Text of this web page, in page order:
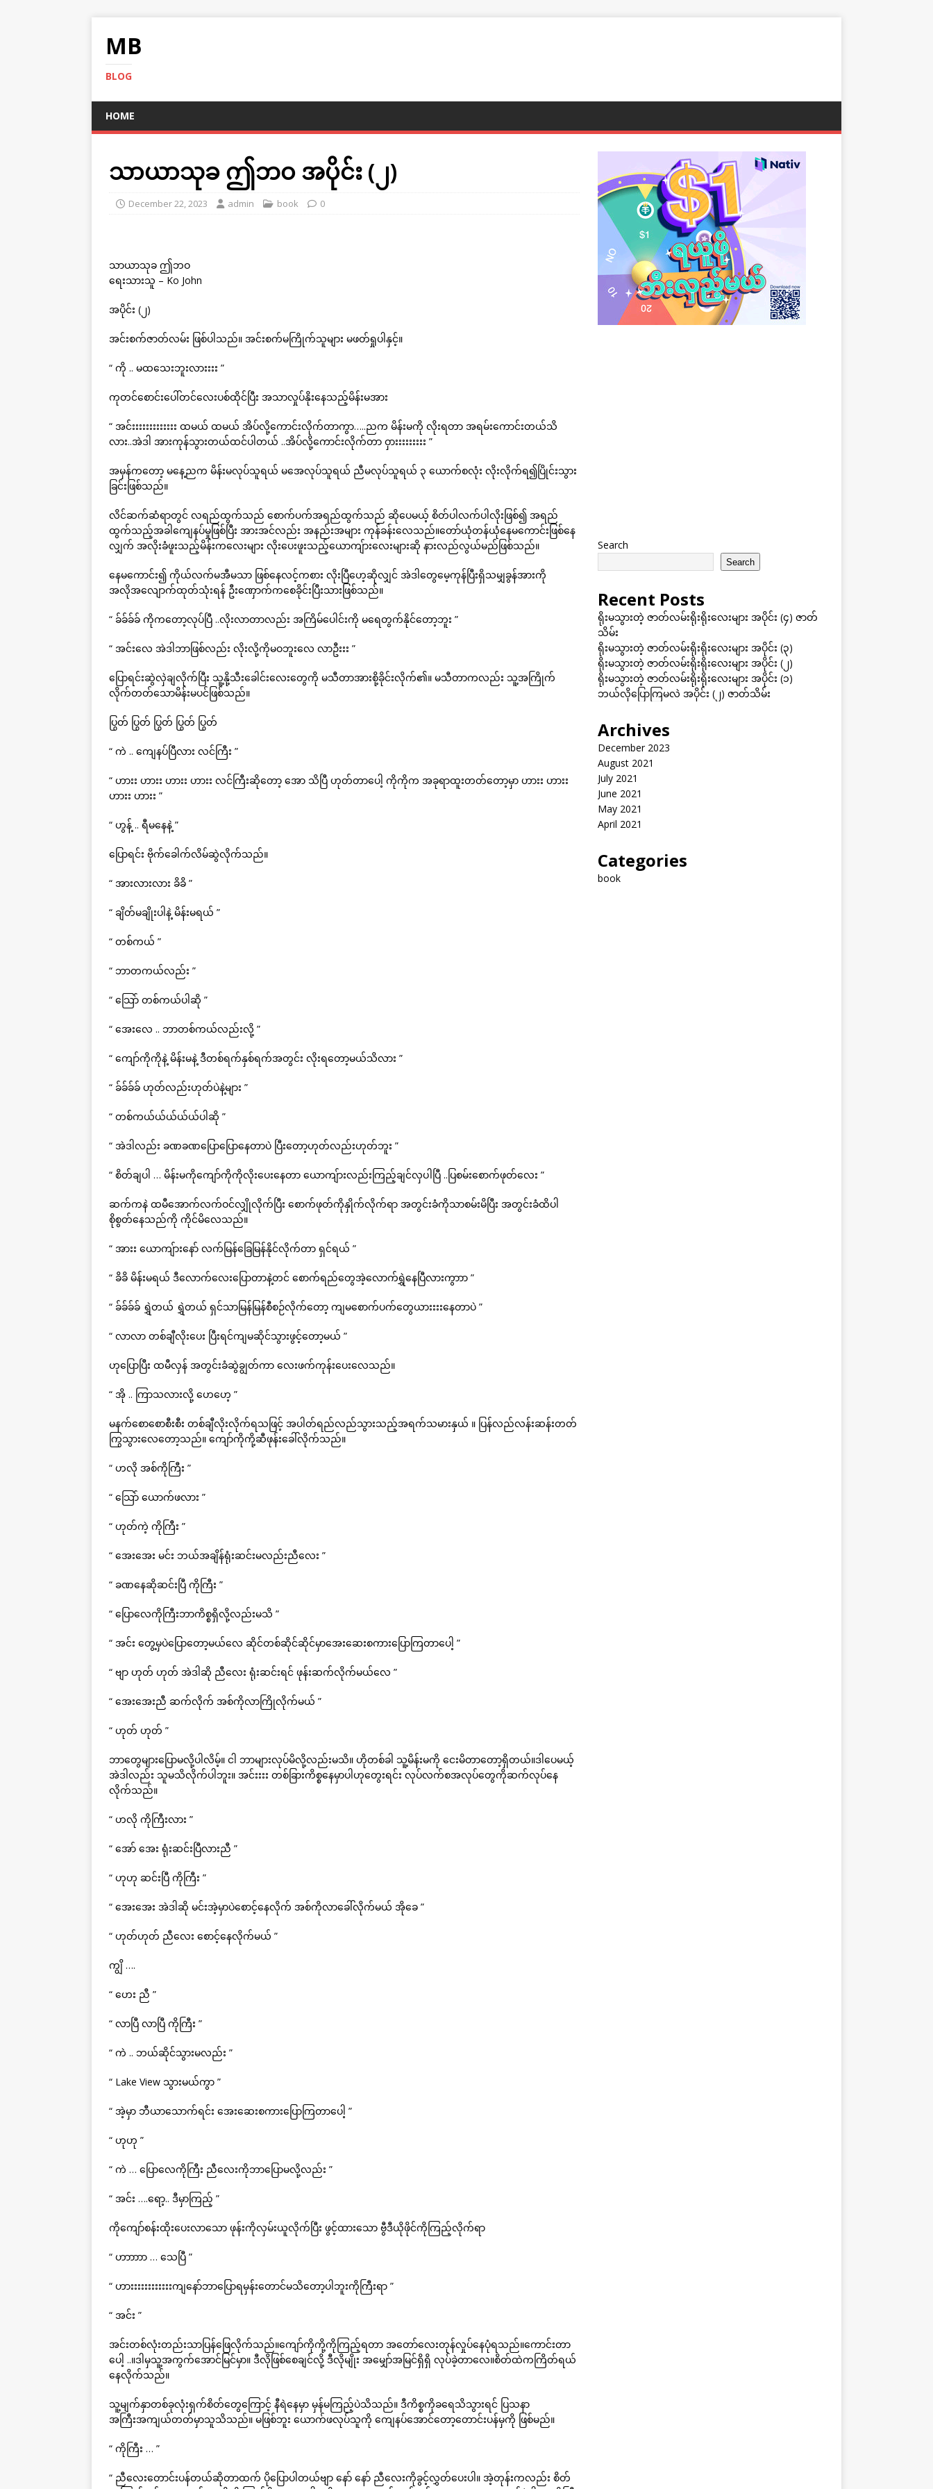
MB
BLOG
HOME
သာယာသုခ ဤဘဝ အပိုင်း (၂)
December 22, 2023 admin book 0
သာယာသုခ ဤဘဝ
ရေးသားသူ – Ko John
အပိုင်း (၂)
အင်းစက်ဇာတ်လမ်း ဖြစ်ပါသည်။ အင်းစက်မကြိုက်သူများ မဖတ်ရှုပါနှင့်။
“ ကို .. မထသေးဘူးလားးးး ”
ကုတင်စောင်းပေါ်တင်လေးပစ်ထိုင်ပြီး အသာလှုပ်နိုးနေသည့်မိန်းမအား
“ အင်းးးးးးးးးးးးး ထမယ် ထမယ် အိပ်လို့ကောင်းလိုက်တာကွာ…..ညက မိန်းမကို လိုးရတာ အရမ်းကောင်းတယ်သိ
လား..အဲဒါ အားကုန်သွားတယ်ထင်ပါတယ် ..အိပ်လို့ကောင်းလိုက်တာ ဝှားးးးးးးးး ”
အမှန်ကတော့ မနေ့ညက မိန်းမလုပ်သူရယ် မအေလုပ်သူရယ် ညီမလုပ်သူရယ် ၃ ယောက်စလုံး လိုးလိုက်ရ၍ပြိုင်းသွား
ခြင်းဖြစ်သည်။
လိင်ဆက်ဆံရာတွင် လရည်ထွက်သည် စောက်ပက်အရည်ထွက်သည် ဆိုပေမယ့် စိတ်ပါလက်ပါလိုးဖြစ်၍ အရည်
ထွက်သည့်အခါကျေနပ်မှုဖြစ်ပြီး အားအင်လည်း အနည်းအများ ကုန်ခန်းလေသည်။တော်ယုံတန်ယုံနေမကောင်းဖြစ်နေ
လျှက် အလိုးခံဖူးသည့်မိန်းကလေးများ လိုးပေးဖူးသည့်ယောကျ်ားလေးများဆို နားလည်လွယ်မည်ဖြစ်သည်။
နေမကောင်း၍ ကိုယ်လက်မအီမသာ ဖြစ်နေလင့်ကစား လိုးပြီဟေ့ဆိုလျှင် အဲဒါတွေမေ့ကုန်ပြီးရှိသမျှခွန်အားကို
အလိုအလျောက်ထုတ်သုံးရန် ဦးဏှောက်ကစေခိုင်းပြီးသားဖြစ်သည်။
“ ခ်ခ်ခ်ခ် ကိုကတော့လုပ်ပြီ ..လိုးလာတာလည်း အကြိမ်ပေါင်းကို မရေတွက်နိုင်တော့ဘူး ”
“ အင်းလေ အဲဒါဘာဖြစ်လည်း လိုးလို့ကိုမဝဘူးလေ လာဦးးး ”
ပြောရင်းဆွဲလှဲချလိုက်ပြီး သူ့နို့သီးခေါင်းလေးတွေကို မသီတာအားစို့ခိုင်းလိုက်၏။ မသီတာကလည်း သူ့အကြိုက်
လိုက်တတ်သောမိန်းမပင်ဖြစ်သည်။
ပြွတ် ပြွတ် ပြွတ် ပြွတ် ပြွတ်
“ ကဲ .. ကျေနပ်ပြီလား လင်ကြီး ”
“ ဟားး ဟားး ဟားး ဟားး လင်ကြီးဆိုတော့ အော သိပြီ ဟုတ်တာပေါ့ ကိုကိုက အခုရာထူးတတ်တော့မှာ ဟားး ဟားး
ဟားး ဟားး ”
“ ဟွန့် .. ရီမနေနဲ့ ”
ပြောရင်း ဗိုက်ခေါက်လိမ်ဆွဲလိုက်သည်။
“ အားလားလား ခိခိ ”
“ ချိတ်မချိုးပါနဲ့ မိန်းမရယ် ”
“ တစ်ကယ် ”
“ ဘာတကယ်လည်း ”
“ သြော် တစ်ကယ်ပါဆို ”
“ အေးလေ .. ဘာတစ်ကယ်လည်းလို့ ”
“ ကျော်ကိုကိုနဲ့ မိန်းမနဲ့ ဒီတစ်ရက်နှစ်ရက်အတွင်း လိုးရတော့မယ်သိလား ”
“ ခ်ခ်ခ်ခ် ဟုတ်လည်းဟုတ်ပဲနဲ့များ ”
“ တစ်ကယ်ယ်ယ်ယ်ယ်ပါဆို ”
“ အဲဒါလည်း ခဏခဏပြောပြောနေတာပဲ ပြီးတော့ဟုတ်လည်းဟုတ်ဘူး ”
“ စိတ်ချပါ … မိန်းမကိုကျော်ကိုကိုလိုးပေးနေတာ ယောကျ်ားလည်းကြည့်ချင်လှပါပြီ ..ပြစမ်းစောက်ဖုတ်လေး ”
ဆက်ကနဲ ထမီအောက်လက်ဝင်လျှိုလိုက်ပြီး စောက်ဖုတ်ကိုနှိုက်လိုက်ရာ အတွင်းခံကိုသာစမ်းမိပြီး အတွင်းခံထိပါ
စိုစွတ်နေသည်ကို ကိုင်မိလေသည်။
“ အားး ယောကျ်ားနော် လက်မြန်ခြေမြန်နိုင်လိုက်တာ ရှင်ရယ် ”
“ ခိခိ မိန်းမရယ် ဒီလောက်လေးပြောတာနဲ့တင် စောက်ရည်တွေအဲ့လောက်ရွှဲနေပြီလားကွာာာ ”
“ ခ်ခ်ခ်ခ် ရွှဲတယ် ရွှဲတယ် ရှင်သာမြန်မြန်စီစဉ်လိုက်တော့ ကျမစောက်ပက်တွေယားးးးနေတာပဲ ”
“ လာလာ တစ်ချီလိုးပေး ပြီးရင်ကျမဆိုင်သွားဖွင့်တော့မယ် ”
ဟုပြောပြီး ထမီလှန် အတွင်းခံဆွဲချွတ်ကာ လေးဖက်ကုန်းပေးလေသည်။
“ အို .. ကြာသလားလို့ ဟေဟေ့ ”
မနက်စောစောစီးစီး တစ်ချီလိုးလိုက်ရသဖြင့် အပါတ်ရည်လည်သွားသည့်အရက်သမားနှယ် ။ ပြန်လည်လန်းဆန်းတတ်
ကြွသွားလေတော့သည်။ ကျော်ကိုကို့ဆီဖုန်းခေါ်လိုက်သည်။
“ ဟလို အစ်ကိုကြီး ”
“ သြော် ယောက်ဖလား ”
“ ဟုတ်ကဲ့ ကိုကြီး ”
“ အေးအေး မင်း ဘယ်အချိန်ရုံးဆင်းမလည်းညီလေး ”
“ ခဏနေဆိုဆင်းပြီ ကိုကြီး ”
“ ပြောလေကိုကြီးဘာကိစ္စရှိလို့လည်းမသိ ”
“ အင်း တွေ့မှပဲပြောတော့မယ်လေ ဆိုင်တစ်ဆိုင်ဆိုင်မှာအေးဆေးစကားပြောကြတာပေါ့ ”
“ ဗျာ ဟုတ် ဟုတ် အဲဒါဆို ညီလေး ရုံးဆင်းရင် ဖုန်းဆက်လိုက်မယ်လေ ”
“ အေးအေးညီ ဆက်လိုက် အစ်ကိုလာကြိုလိုက်မယ် ”
“ ဟုတ် ဟုတ် ”
ဘာတွေများပြောမလို့ပါလိမ့်။ ငါ ဘာများလုပ်မိလို့လည်းမသိ။ ဟိုတစ်ခါ သူ့မိန်းမကို ငေးမိတာတော့ရှိတယ်။ဒါပေမယ့်
အဲဒါလည်း သူမသိလိုက်ပါဘူး။ အင်းးးး တစ်ခြားကိစ္စနေမှာပါဟုတွေးရင်း လုပ်လက်စအလုပ်တွေကိုဆက်လုပ်နေ
လိုက်သည်။
“ ဟလို ကိုကြီးလား ”
“ အော် အေး ရုံးဆင်းပြီလားညီ ”
“ ဟုဟု ဆင်းပြီ ကိုကြီး ”
“ အေးအေး အဲဒါဆို မင်းအဲ့မှာပဲစောင့်နေလိုက် အစ်ကိုလာခေါ်လိုက်မယ် အိုခေ ”
“ ဟုတ်ဟုတ် ညီလေး စောင့်နေလိုက်မယ် ”
ကျွိ ….
“ ဟေး ညီ ”
“ လာပြီ လာပြီ ကိုကြီး ”
“ ကဲ .. ဘယ်ဆိုင်သွားမလည်း ”
“ Lake View သွားမယ်ကွာ ”
“ အဲ့မှာ ဘီယာသောက်ရင်း အေးဆေးစကားပြောကြတာပေါ့ ”
“ ဟုဟု ”
“ ကဲ … ပြောလေကိုကြီး ညီလေးကိုဘာပြောမလို့လည်း ”
“ အင်း ….ရော့.. ဒီမှာကြည့် ”
ကိုကျော်စန်းထိုးပေးလာသော ဖုန်းကိုလှမ်းယူလိုက်ပြီး ဖွင့်ထားသော ဗွီဒီယိုဖိုင်ကိုကြည့်လိုက်ရာ
“ ဟာာာာာ … သေပြီ ”
“ ဟားးးးးးးးးးးးကျနော်ဘာပြောရမှန်းတောင်မသိတော့ပါဘူးကိုကြီးရာ ”
“ အင်း ”
အင်းတစ်လုံးတည်းသာပြန်ဖြေလိုက်သည်။ကျော်ကိုကို့ကိုကြည့်ရတာ အတော်လေးတုန်လှုပ်နေပုံရသည်။ကောင်းတာ
ပေါ့ ..။ဒါမှသူ့အကွက်အောင်မြင်မှာ။ ဒီလိုဖြစ်စေချင်လို့ ဒီလိုမျိုး အမျှော်အမြင်ရှိရှိ လုပ်ခဲ့တာလေ။စိတ်ထဲကကြိတ်ရယ်
နေလိုက်သည်။
သူ့မျက်နှာတစ်ခုလုံးရှက်စိတ်တွေကြောင့် နီရဲနေမှာ မှန်မကြည့်ပဲသိသည်။ ဒီကိစ္စကိုခရေသိသွားရင် ပြသနာ
အကြီးအကျယ်တတ်မှာသူသိသည်။ မဖြစ်ဘူး ယောက်ဖလုပ်သူကို ကျေနပ်အောင်တော့တောင်းပန်မှကို ဖြစ်မည်။
“ ကိုကြီး … ”
“ ညီလေးတောင်းပန်တယ်ဆိုတာထက် ပိုပြောပါတယ်ဗျာ နော် နော် ညီလေးကိုခွင့်လွှတ်ပေးပါ။ အဲ့တုန်းကလည်း စိတ်
Search
Search
Recent Posts
ရိုးမသွားတဲ့ ဇာတ်လမ်းရိုးရိုးလေးများ အပိုင်း (၄) ဇာတ်
သိမ်း
ရိုးမသွားတဲ့ ဇာတ်လမ်းရိုးရိုးလေးများ အပိုင်း (၃)
ရိုးမသွားတဲ့ ဇာတ်လမ်းရိုးရိုးလေးများ အပိုင်း (၂)
ရိုးမသွားတဲ့ ဇာတ်လမ်းရိုးရိုးလေးများ အပိုင်း (၁)
ဘယ်လိုပြောကြမလဲ အပိုင်း (၂) ဇာတ်သိမ်း
Archives
December 2023
August 2021
July 2021
June 2021
May 2021
April 2021
Categories
book